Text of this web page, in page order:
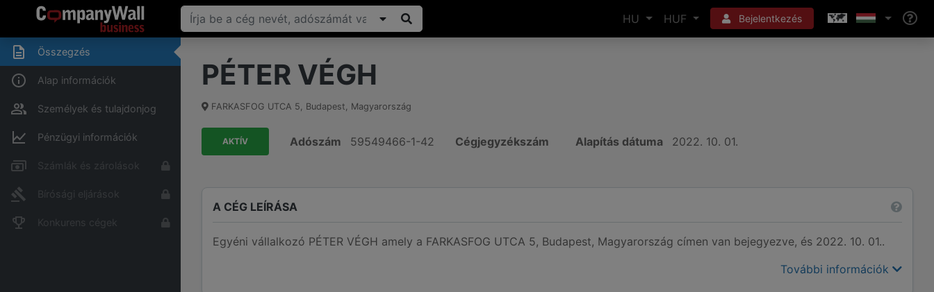
HU HUF Bejelentkezés
Összegzés
Alap információk
Személyek és tulajdonjog
Pénzügyi információk
Számlák és zárolások
Bírósági eljárások
Konkurens cégek
PÉTER VÉGH
FARKASFOG UTCA 5, Budapest, Magyarország
AKTÍV Adószám 59549466-1-42 Cégjegyzékszám Alapítás dátuma 2022. 10. 01.
A CÉG LEÍRÁSA
Egyéni vállalkozó PÉTER VÉGH amely a FARKASFOG UTCA 5, Budapest, Magyarország címen van bejegyezve, és 2022. 10. 01..
További információk